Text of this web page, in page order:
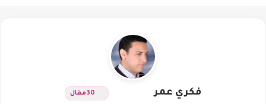
فكري عمر 30مقال